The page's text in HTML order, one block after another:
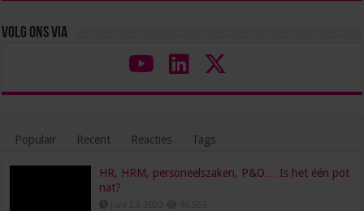
Volg ons via
Populair Recent Reacties Tags
HR, HRM, personeelszaken, P&O… Is het één pot
nat?